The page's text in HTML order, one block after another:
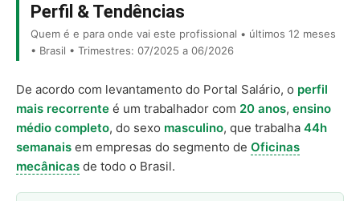
Perfil & Tendências
Quem é e para onde vai este profissional • últimos 12 meses
• Brasil • Trimestres: 07/2025 a 06/2026
De acordo com levantamento do Portal Salário, o perfil
mais recorrente é um trabalhador com 20 anos, ensino
médio completo, do sexo masculino, que trabalha 44h
semanais em empresas do segmento de Oficinas
mecânicas de todo o Brasil.